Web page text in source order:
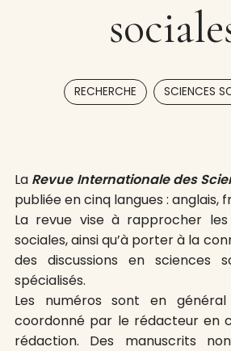
RECHERCHE SCIENCES
La Revue Internationale des
publiée en cinq langues : anglais,
La revue vise à rapprocher
sociales, ainsi qu’à porter à la
des discussions en sciences
spécialisés.
Les numéros sont en général
coordonné par le rédacteur en
rédaction. Des manuscrits